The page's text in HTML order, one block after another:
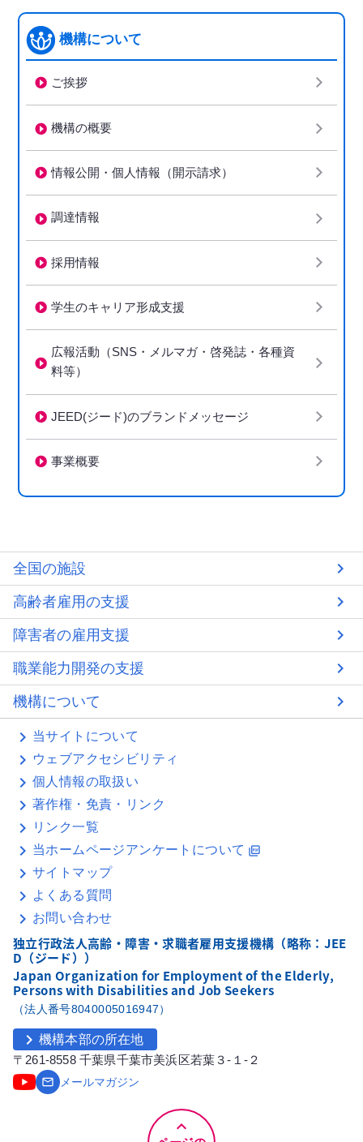
機構について
ご挨拶
機構の概要
情報公開・個人情報（開示請求）
調達情報
採用情報
学生のキャリア形成支援
広報活動（SNS・メルマガ・啓発誌・各種資
料等）
JEED(ジード)のブランドメッセージ
事業概要
全国の施設
高齢者雇用の支援
障害者の雇用支援
職業能力開発の支援
機構について
当サイトについて
ウェブアクセシビリティ
個人情報の取扱い
著作権・免責・リンク
リンク一覧
当ホームページアンケートについて picture_as_pdf
サイトマップ
よくある質問
お問い合わせ
独立行政法人高齢・障害・求職者雇用支援機構（略称：JEE
D（ジード））
Japan Organization for Employment of the Elderly,
Persons with Disabilities and Job Seekers
（法人番号8040005016947）
chevron_right 機構本部の所在地
〒261-8558 千葉県千葉市美浜区若葉３-１-２
email メールマガジン
keyboard_arrow_up